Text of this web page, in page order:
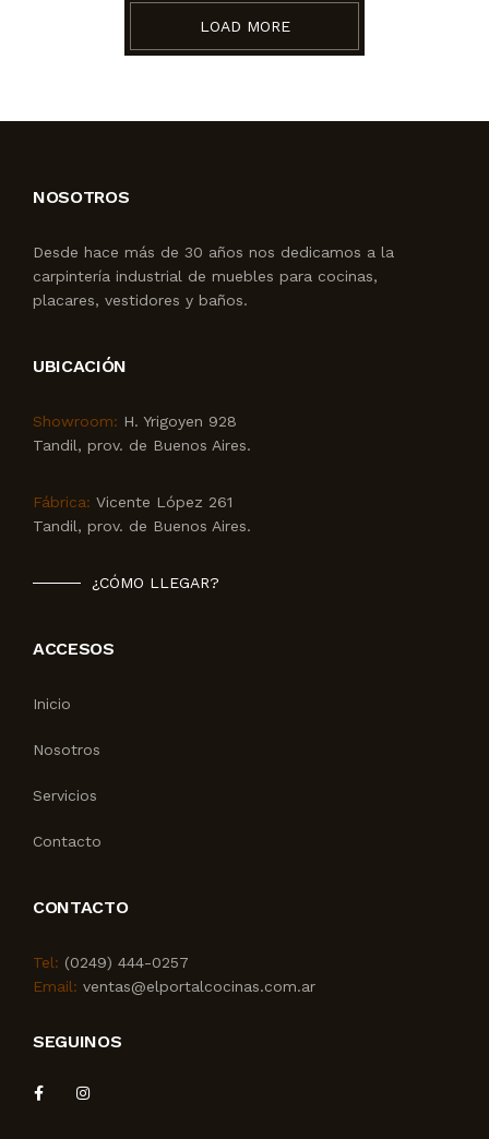
LOAD MORE
NOSOTROS
Desde hace más de 30 años nos dedicamos a la
carpintería industrial de muebles para cocinas,
placares, vestidores y baños.
UBICACIÓN
Showroom: H. Yrigoyen 928
Tandil, prov. de Buenos Aires.
Fábrica: Vicente López 261
Tandil, prov. de Buenos Aires.
¿CÓMO LLEGAR?
ACCESOS
Inicio
Nosotros
Servicios
Contacto
CONTACTO
Tel: (0249) 444-0257
Email: ventas@elportalcocinas.com.ar
SEGUINOS